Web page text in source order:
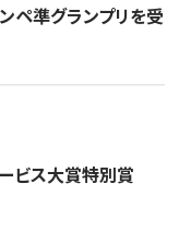
ペ準グランプリを受
ビス大賞特別賞